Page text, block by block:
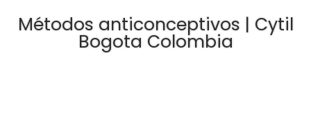
Métodos anticonceptivos | Cytil
Bogota Colombia